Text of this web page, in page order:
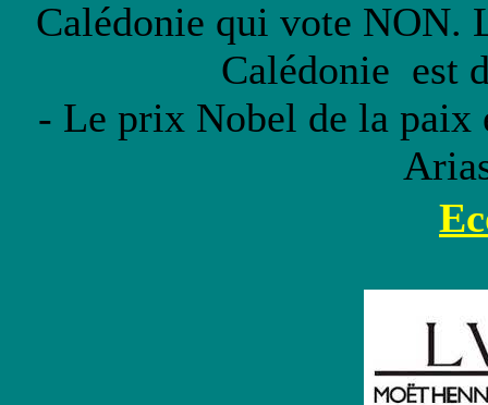
Calédonie qui vote NON.
Calédonie est
- Le prix Nobel de la paix